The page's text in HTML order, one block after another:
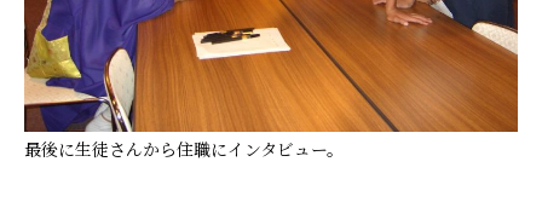
最後に生徒さんから住職にインタビュー。